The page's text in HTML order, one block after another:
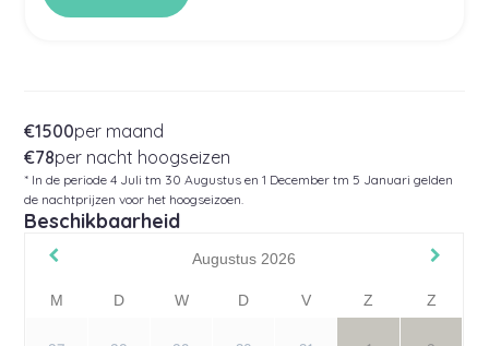
€1500per maand
€78per nacht hoogseizen
* In de periode 4 Juli tm 30 Augustus en 1 December tm 5 Januari gelden
de nachtprijzen voor het hoogseizoen.
Beschikbaarheid